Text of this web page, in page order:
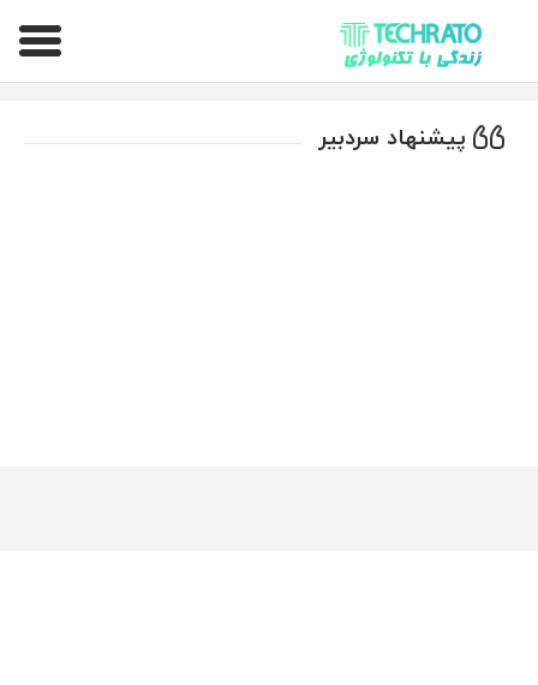
تکراتو – زندگی با تکنولوژی
پیشنهاد سردبیر